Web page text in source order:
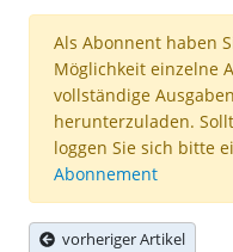
Als Abonnent haben
Möglichkeit einzelne
vollständige
herunterzuladen.
loggen Sie sich bitte
Abonnement
vorheriger Artikel